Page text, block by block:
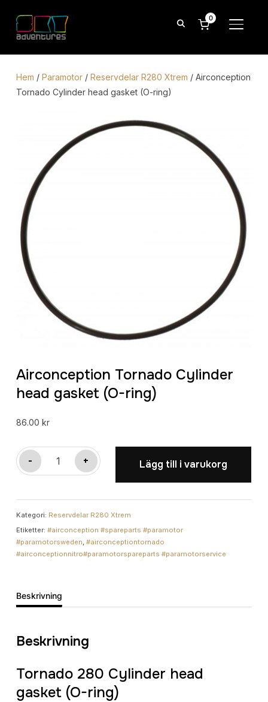
SLÅ
0
Hem / Paramotor/ Reservdelar R280 Xtrem / Airconception
Tornado Cylinder head gasket (O-ring)
Airconception Tornado Cylinder
head gasket (O-ring)
86.00 kr
-
Airconception
Tornado
head
gasket
(O-
ring)
+ Lägg till i varukorg
Kategori: Reservdelar R280 Xtrem
Etiketter: #airconception #spareparts #paramotor
#paramotorsweden, #airconceptiontornado
#airconceptionnitro#paramotorspareparts #paramotorservice
Beskrivning
Beskrivning
Tornado 280 Cylinder head
gasket (O-ring)